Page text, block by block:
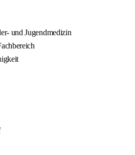
und Jugendmedizin